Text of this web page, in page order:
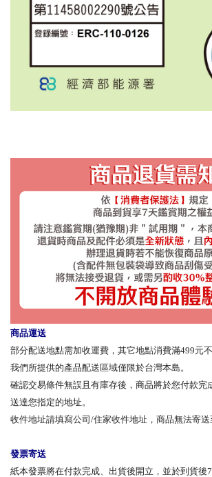
商品運送
部分配送地點需加收運費，其它地點消費滿499元不
我們所提供的產品配送區域僅限於台灣本島。
確認交易條件無誤且有庫存後，商品將於您付款完
送達您指定的地址。
收件地址請填寫公司/住家收件地址，商品無法寄送
發票寄送
紙本發票將在付款完成、出貨後開立，並於到貨後7